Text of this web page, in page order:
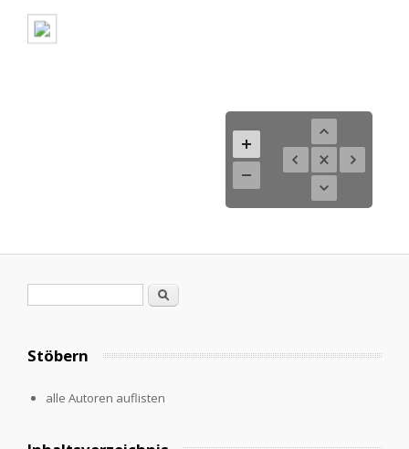
Search
Stöbern
alle Autoren auflisten